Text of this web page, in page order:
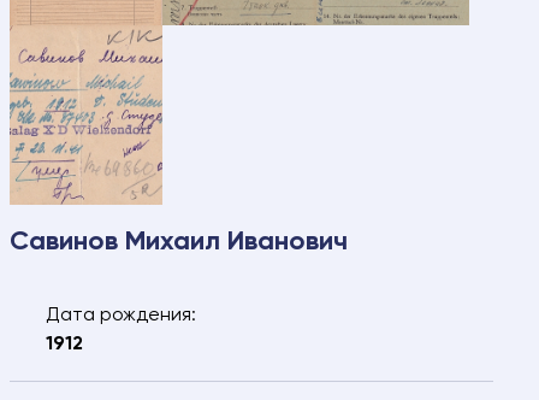
Савинов Михаил Иванович
Дата рождения:
1912
Свяжитесь с нами – мы
поможем найти:
Ваше имя
Ваш номер
Ваш город
ФИО разыскиваемого